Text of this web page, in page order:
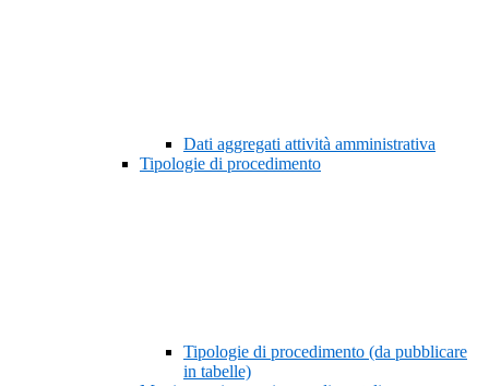
Dati aggregati attività amministrativa
Tipologie di procedimento
Tipologie di procedimento (da pubblicare
in tabelle)